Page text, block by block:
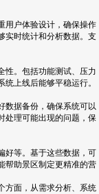
用户体验设计，确保操作
实时统计和分析数据。支
性。包括功能测试、压力
上线后能够平稳运行。
数据备份，确保系统可以
处理可能出现的问题，保
好等。基于这些数据，可
帮助景区制定更精准的营
方面，从需求分析、系统